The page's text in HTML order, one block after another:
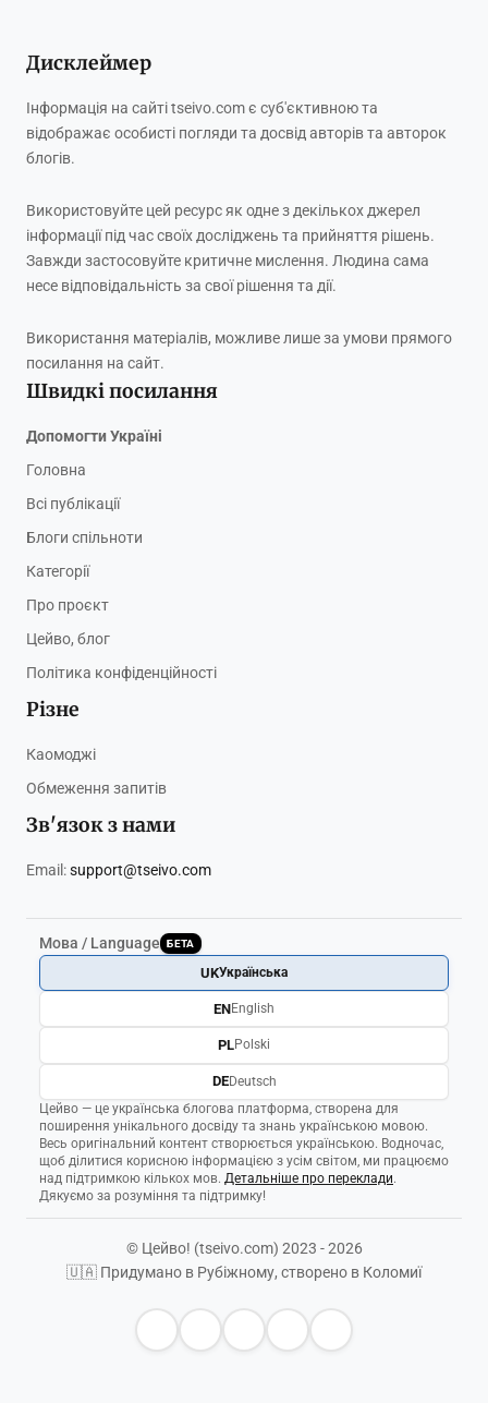
Дисклеймер
Інформація на сайті tseivo.com є суб'єктивною та
відображає особисті погляди та досвід авторів та авторок
блогів.
Використовуйте цей ресурс як одне з декількох джерел
інформації під час своїх досліджень та прийняття рішень.
Завжди застосовуйте критичне мислення. Людина сама
несе відповідальність за свої рішення та дії.
Використання матеріалів, можливе лише за умови прямого
посилання на сайт.
Швидкі посилання
Допомогти Україні
Головна
Всі публікації
Блоги спільноти
Категорії
Про проєкт
Цейво, блог
Політика конфіденційності
Різне
Каомоджі
Обмеження запитів
Зв'язок з нами
Email:support@tseivo.com
Мова / Language БЕТА
Цейво — це українська блогова платформа, створена для
поширення унікального досвіду та знань українською мовою.
Весь оригінальний контент створюється українською. Водночас,
щоб ділитися корисною інформацією з усім світом, ми працюємо
над підтримкою кількох мов. Детальніше про переклади.
Дякуємо за розуміння та підтримку!
UKУкраїнська
ENEnglish
PLPolski
DEDeutsch
© Цейво! (tseivo.com) 2023 - 2026
🇺🇦 Придумано в Рубіжному, створено в Коломиї